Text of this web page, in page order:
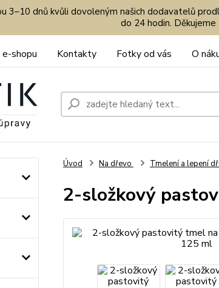
3–10 dnů kvůli dovoleným našich dodavatelů
do 24 hodin.
shopu Kontakty Fotky od vás O
Úvod Na dřevo Tmelení a lepení
2-složkový